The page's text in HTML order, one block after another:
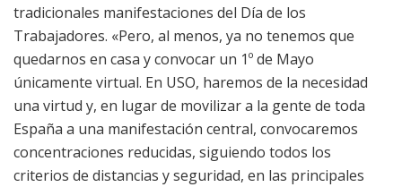
tradicionales manifestaciones del Día de los
Trabajadores. «Pero, al menos, ya no tenemos que
quedarnos en casa y convocar un 1º de Mayo
únicamente virtual. En USO, haremos de la necesidad
una virtud y, en lugar de movilizar a la gente de toda
España a una manifestación central, convocaremos
concentraciones reducidas, siguiendo todos los
criterios de distancias y seguridad, en las principales